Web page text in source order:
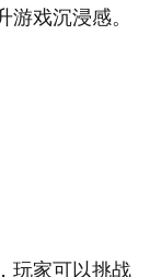
戏沉浸感。
玩家可以挑战